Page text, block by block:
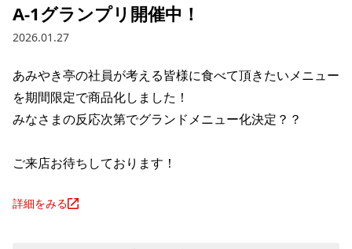
A-1グランプリ開催中！
2026.01.27
あみやき亭の社員が考える皆様に食べて頂きたいメニュー
を期間限定で商品化しました！
みなさまの反応次第でグランドメニュー化決定？？
ご来店お待ちしております！
詳細をみる